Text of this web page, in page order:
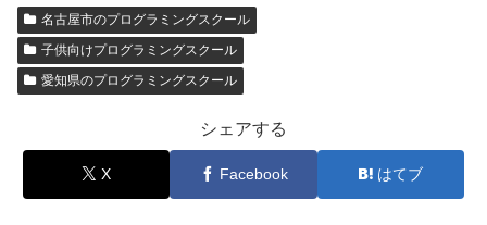
名古屋市のプログラミングスクール
子供向けプログラミングスクール
愛知県のプログラミングスクール
シェアする
X Facebook はてブ